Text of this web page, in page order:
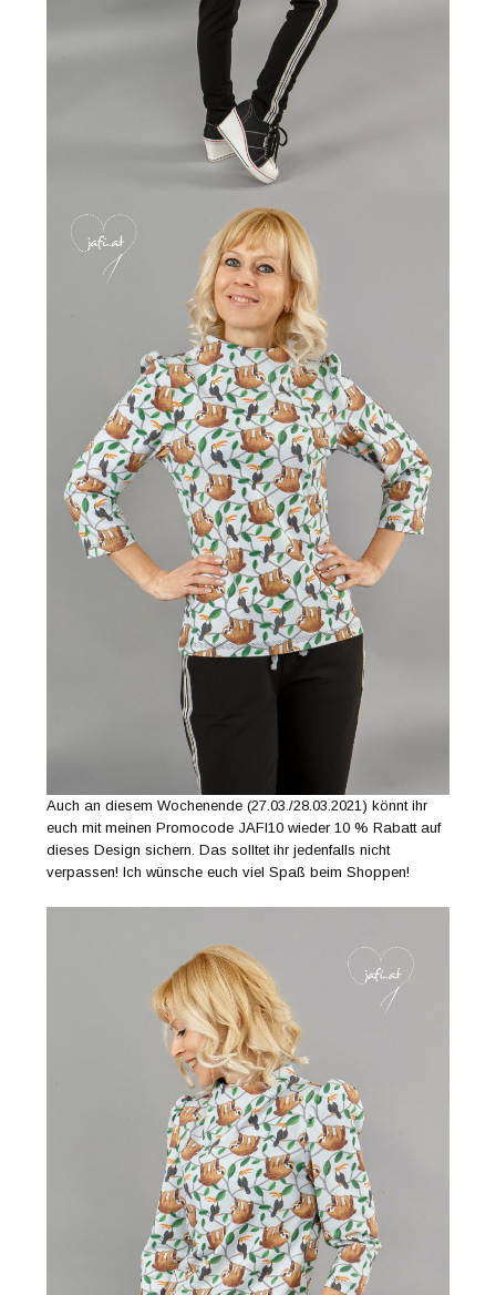
Auch an diesem Wochenende (27.03./28.03.2021) könnt ihr
euch mit meinen Promocode JAFI10 wieder 10 % Rabatt auf
dieses Design sichern. Das solltet ihr jedenfalls nicht
verpassen! Ich wünsche euch viel Spaß beim Shoppen!